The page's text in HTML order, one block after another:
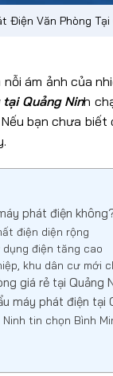
Điện Văn Phòng Tại
ám ảnh của
Quảng Ninh
bạn chưa
phát điện
điện diện rộng
điện tăng cao
khu dân cư mới
giá rẻ tại Quảng
máy phát điện tại
tin chọn Bình